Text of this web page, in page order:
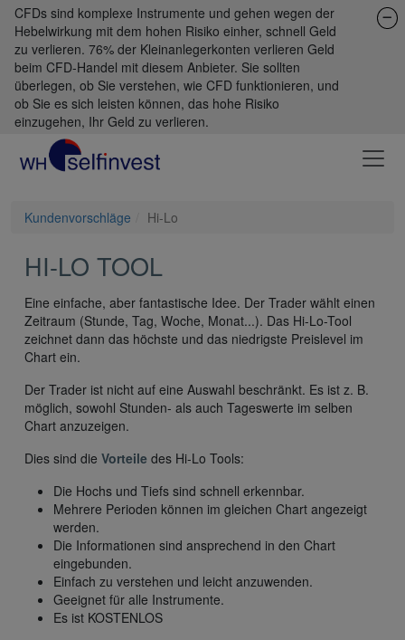
CFDs sind komplexe Instrumente und gehen wegen der
Hebelwirkung mit dem hohen Risiko einher, schnell Geld
zu verlieren. 76% der Kleinanlegerkonten verlieren Geld
beim CFD-Handel mit diesem Anbieter. Sie sollten
überlegen, ob Sie verstehen, wie CFD funktionieren, und
ob Sie es sich leisten können, das hohe Risiko
einzugehen, Ihr Geld zu verlieren.
Kundenvorschläge Hi-Lo
HI-LO TOOL
Eine einfache, aber fantastische Idee. Der Trader wählt einen
Zeitraum (Stunde, Tag, Woche, Monat...). Das Hi-Lo-Tool
zeichnet dann das höchste und das niedrigste Preislevel im
Chart ein.
Der Trader ist nicht auf eine Auswahl beschränkt. Es ist z. B.
möglich, sowohl Stunden- als auch Tageswerte im selben
Chart anzuzeigen.
Dies sind die Vorteile des Hi-Lo Tools:
Die Hochs und Tiefs sind schnell erkennbar.
Mehrere Perioden können im gleichen Chart angezeigt
werden.
Die Informationen sind ansprechend in den Chart
eingebunden.
Einfach zu verstehen und leicht anzuwenden.
Geeignet für alle Instrumente.
Es ist KOSTENLOS